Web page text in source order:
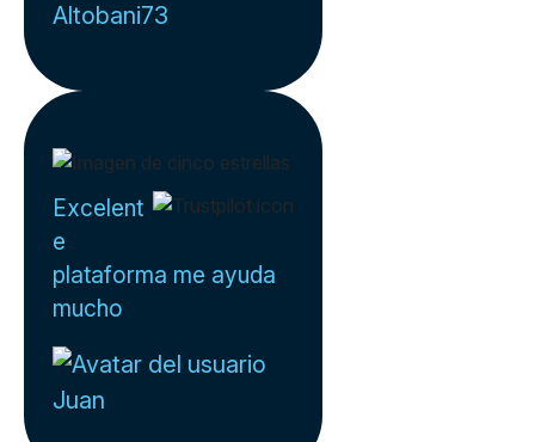
Altobani73
Excelent
e
plataforma me ayuda
mucho
Juan